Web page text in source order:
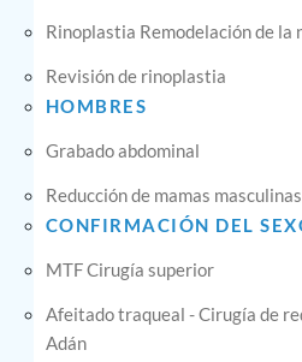
Rinoplastia Remodelación de la
Revisión de rinoplastia
HOMBRES
Grabado abdominal
Reducción de mamas
CONFIRMACIÓN DEL
MTF Cirugía superior
Afeitado traqueal - Cirugía de
Adán